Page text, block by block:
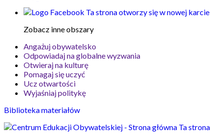
Ta strona otworzy się w nowej karcie
Zobacz inne obszary
Angażuj obywatelsko
Odpowiadaj na globalne wyzwania
Otwieraj na kulturę
Pomagaj się uczyć
Ucz otwartości
Wyjaśniaj politykę
Biblioteka materiałów
Ta